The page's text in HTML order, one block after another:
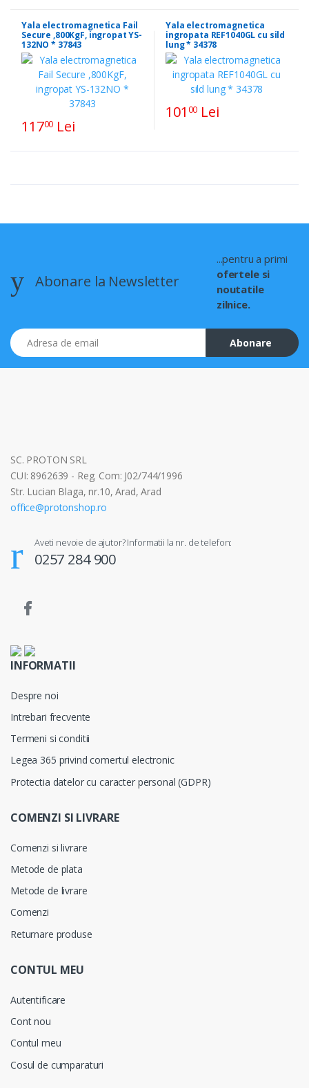
Yala electromagnetica Fail
Secure ,800KgF, ingropat YS-
132NO * 37843
11700 Lei
Yala electromagnetica
ingropata REF1040GL cu sild
lung * 34378
101 00 Lei
Abonare la Newsletter
...pentru a primi
ofertele si
noutatile
zilnice.
Adresa de email
Abonare
SC. PROTON SRL
CUI: 8962639 - Reg. Com: J02/744/1996
Str. Lucian Blaga, nr.10, Arad, Arad
office@protonshop.ro
Aveti nevoie de ajutor? Informatii la nr. de telefon:
0257 284 900
INFORMATII
Despre noi
Intrebari frecvente
Termeni si conditii
Legea 365 privind comertul electronic
Protectia datelor cu caracter personal (GDPR)
COMENZI SI LIVRARE
Comenzi si livrare
Metode de plata
Metode de livrare
Comenzi
Returnare produse
CONTUL MEU
Autentificare
Cont nou
Contul meu
Cosul de cumparaturi